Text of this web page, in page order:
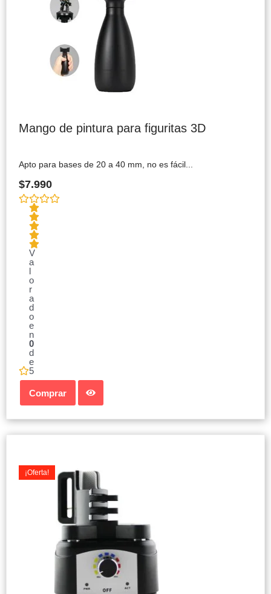
Mango de pintura para figuritas 3D
Apto para bases de 20 a 40 mm, no es fácil...
$7.990
V
a
l
o
r
a
d
o
e
n
0
d
e
5
Comprar
¡Oferta!
$69.990.$59.900.